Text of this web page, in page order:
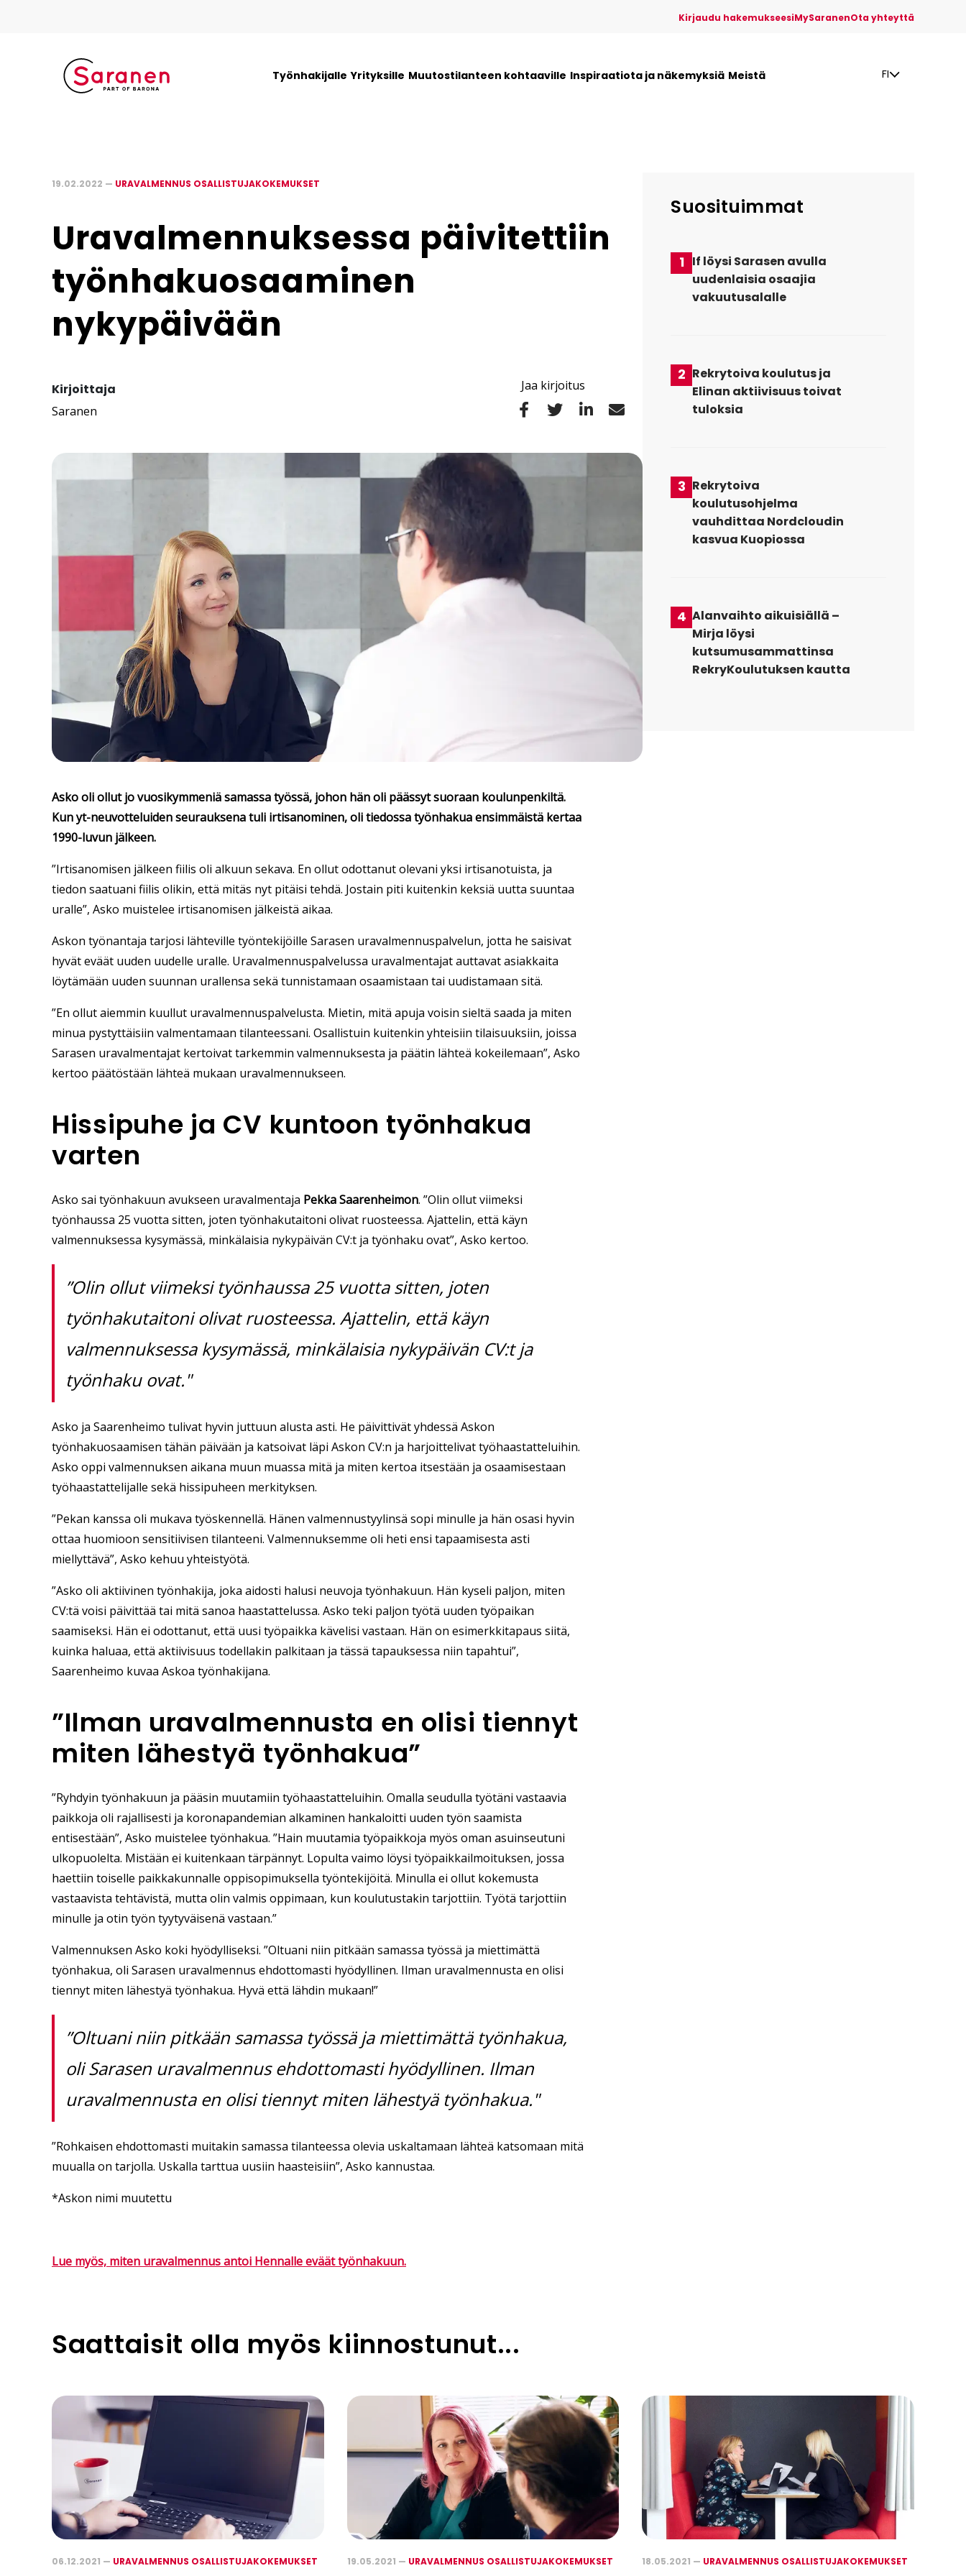
Kirjaudu hakemukseesiMySaranenOta yhteyttä
Työnhakijalle Yrityksille Muutostilanteen kohtaaville Inspiraatiota ja näkemyksiä Meistä FI
19.02.2022 — URAVALMENNUS OSALLISTUJAKOKEMUKSET
Uravalmennuksessa päivitettiin
työnhakuosaaminen
nykypäivään
Kirjoittaja
Saranen
Jaa kirjoitus
Asko oli ollut jo vuosikymmeniä samassa työssä, johon hän oli päässyt suoraan koulunpenkiltä.
Kun yt-neuvotteluiden seurauksena tuli irtisanominen, oli tiedossa työnhakua ensimmäistä kertaa
1990-luvun jälkeen.
”Irtisanomisen jälkeen fiilis oli alkuun sekava. En ollut odottanut olevani yksi irtisanotuista, ja
tiedon saatuani fiilis olikin, että mitäs nyt pitäisi tehdä. Jostain piti kuitenkin keksiä uutta suuntaa
uralle”, Asko muistelee irtisanomisen jälkeistä aikaa.
Askon työnantaja tarjosi lähteville työntekijöille Sarasen uravalmennuspalvelun, jotta he saisivat
hyvät eväät uuden uudelle uralle. Uravalmennuspalvelussa uravalmentajat auttavat asiakkaita
löytämään uuden suunnan urallensa sekä tunnistamaan osaamistaan tai uudistamaan sitä.
”En ollut aiemmin kuullut uravalmennuspalvelusta. Mietin, mitä apuja voisin sieltä saada ja miten
minua pystyttäisiin valmentamaan tilanteessani. Osallistuin kuitenkin yhteisiin tilaisuuksiin, joissa
Sarasen uravalmentajat kertoivat tarkemmin valmennuksesta ja päätin lähteä kokeilemaan”, Asko
kertoo päätöstään lähteä mukaan uravalmennukseen.
Hissipuhe ja CV kuntoon työnhakua
varten
Asko sai työnhakuun avukseen uravalmentaja Pekka Saarenheimon. ”Olin ollut viimeksi
työnhaussa 25 vuotta sitten, joten työnhakutaitoni olivat ruosteessa. Ajattelin, että käyn
valmennuksessa kysymässä, minkälaisia nykypäivän CV:t ja työnhaku ovat”, Asko kertoo.
”Olin ollut viimeksi työnhaussa 25 vuotta sitten, joten
työnhakutaitoni olivat ruosteessa. Ajattelin, että käyn
valmennuksessa kysymässä, minkälaisia nykypäivän CV:t ja
työnhaku ovat."
Asko ja Saarenheimo tulivat hyvin juttuun alusta asti. He päivittivät yhdessä Askon
työnhakuosaamisen tähän päivään ja katsoivat läpi Askon CV:n ja harjoittelivat työhaastatteluihin.
Asko oppi valmennuksen aikana muun muassa mitä ja miten kertoa itsestään ja osaamisestaan
työhaastattelijalle sekä hissipuheen merkityksen.
”Pekan kanssa oli mukava työskennellä. Hänen valmennustyylinsä sopi minulle ja hän osasi hyvin
ottaa huomioon sensitiivisen tilanteeni. Valmennuksemme oli heti ensi tapaamisesta asti
miellyttävä”, Asko kehuu yhteistyötä.
”Asko oli aktiivinen työnhakija, joka aidosti halusi neuvoja työnhakuun. Hän kyseli paljon, miten
CV:tä voisi päivittää tai mitä sanoa haastattelussa. Asko teki paljon työtä uuden työpaikan
saamiseksi. Hän ei odottanut, että uusi työpaikka kävelisi vastaan. Hän on esimerkkitapaus siitä,
kuinka haluaa, että aktiivisuus todellakin palkitaan ja tässä tapauksessa niin tapahtui”,
Saarenheimo kuvaa Askoa työnhakijana.
”Ilman uravalmennusta en olisi tiennyt
miten lähestyä työnhakua”
”Ryhdyin työnhakuun ja pääsin muutamiin työhaastatteluihin. Omalla seudulla työtäni vastaavia
paikkoja oli rajallisesti ja koronapandemian alkaminen hankaloitti uuden työn saamista
entisestään”, Asko muistelee työnhakua. ”Hain muutamia työpaikkoja myös oman asuinseutuni
ulkopuolelta. Mistään ei kuitenkaan tärpännyt. Lopulta vaimo löysi työpaikkailmoituksen, jossa
haettiin toiselle paikkakunnalle oppisopimuksella työntekijöitä. Minulla ei ollut kokemusta
vastaavista tehtävistä, mutta olin valmis oppimaan, kun koulutustakin tarjottiin. Työtä tarjottiin
minulle ja otin työn tyytyväisenä vastaan.”
Valmennuksen Asko koki hyödylliseksi. ”Oltuani niin pitkään samassa työssä ja miettimättä
työnhakua, oli Sarasen uravalmennus ehdottomasti hyödyllinen. Ilman uravalmennusta en olisi
tiennyt miten lähestyä työnhakua. Hyvä että lähdin mukaan!”
”Oltuani niin pitkään samassa työssä ja miettimättä työnhakua,
oli Sarasen uravalmennus ehdottomasti hyödyllinen. Ilman
uravalmennusta en olisi tiennyt miten lähestyä työnhakua."
”Rohkaisen ehdottomasti muitakin samassa tilanteessa olevia uskaltamaan lähteä katsomaan mitä
muualla on tarjolla. Uskalla tarttua uusiin haasteisiin”, Asko kannustaa.
*Askon nimi muutettu
Lue myös, miten uravalmennus antoi Hennalle eväät työnhakuun.
Suosituimmat
1 If löysi Sarasen avulla
uudenlaisia osaajia
vakuutusalalle
2 Rekrytoiva koulutus ja
Elinan aktiivisuus toivat
tuloksia
3 Rekrytoiva
koulutusohjelma
vauhdittaa Nordcloudin
kasvua Kuopiossa
4 Alanvaihto aikuisiällä –
Mirja löysi
kutsumusammattinsa
RekryKoulutuksen kautta
Saattaisit olla myös kiinnostunut...
06.12.2021 — URAVALMENNUS OSALLISTUJAKOKEMUKSET 19.05.2021 — URAVALMENNUS OSALLISTUJAKOKEMUKSET 18.05.2021 — URAVALMENNUS OSALLISTUJAKOKEMUKSET